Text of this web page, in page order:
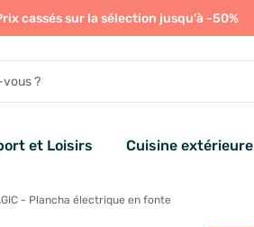
cassés sur la sélection jusqu'à -50%
et Loisirs Cuisine extérieure
- Plancha électrique en fonte